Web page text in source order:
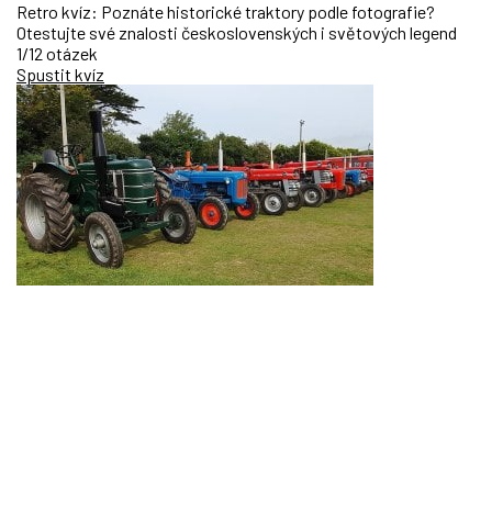
Retro kvíz: Poznáte historické traktory podle fotografie?
Otestujte své znalosti československých i světových legend
1/12 otázek
Spustit kvíz